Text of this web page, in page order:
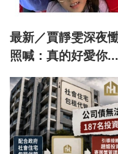
最新／賈靜雯深夜
照喊：真的好愛你...